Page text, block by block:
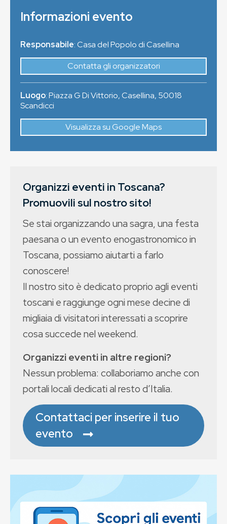
Informazioni evento
Responsabile: Casa del Popolo di Casellina
Contatta gli organizzatori
Luogo:Piazza G Di Vittorio, Casellina, 50018
Scandicci
Visualizza su Google Maps
Organizzi eventi in Toscana?
Promuovili sul nostro sito!
Se stai organizzando una sagra, una festa
paesana o un evento enogastronomico in
Toscana, possiamo aiutarti a farlo
conoscere!
Il nostro sito è dedicato proprio agli eventi
toscani e raggiunge ogni mese decine di
migliaia di visitatori interessati a scoprire
cosa succede nel weekend.
Organizzi eventi in altre regioni?
Nessun problema: collaboriamo anche con
portali locali dedicati al resto d’Italia.
Contattaci per inserire il tuo
evento